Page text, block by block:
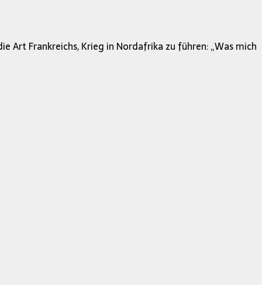
Art Frankreichs, Krieg in Nordafrika zu führen: „Was mich